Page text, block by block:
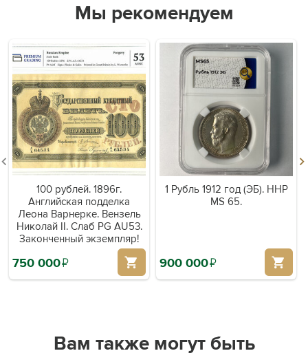
Мы рекомендуем
100 рублей. 1896г.
Английская подделка
Леона Варнерке. Вензель
Николай II. Слаб PG AU53.
Законченный экземпляр!
750 000й
1 Рубль 1912 год (ЭБ). ННР
MS 65.
900 000й
Вам также могут быть